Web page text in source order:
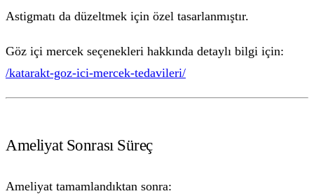
Astigmatı da düzeltmek için özel tasarlanmıştır.
Göz içi mercek seçenekleri hakkında detaylı bilgi için:
/katarakt-goz-ici-mercek-tedavileri/
Ameliyat Sonrası Süreç
Ameliyat tamamlandıktan sonra: